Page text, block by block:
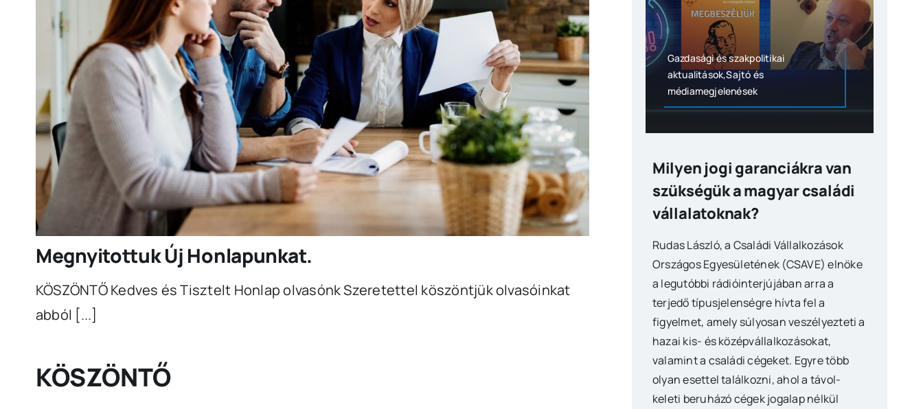
Megnyitottuk Új Honlapunkat.
KÖSZÖNTŐ Kedves és Tisztelt Honlap olvasónk Szeretettel köszöntjük olvasóinkat
abból [...]
KÖSZÖNTŐ
Gazdasági és szakpolitikai
aktualitások,Sajtó és
médiamegjelenések
Milyen jogi garanciákra van
szükségük a magyar családi
vállalatoknak?
Rudas László, a Családi Vállalkozások
Országos Egyesületének (CSAVE) elnöke
a legutóbbi rádióinterjújában arra a
terjedő típusjelenségre hívta fel a
figyelmet, amely súlyosan veszélyezteti a
hazai kis- és középvállalkozásokat,
valamint a családi cégeket. Egyre több
olyan esettel találkozni, ahol a távol-
keleti beruházó cégek jogalap nélkül